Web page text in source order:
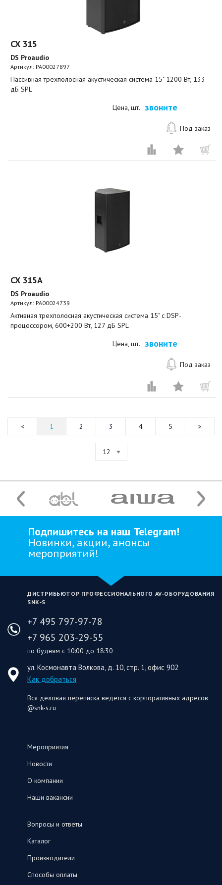
CX 315
DS Proaudio
Артикул: PA00027897
Пассивная трехполосная акустическая система 15" 1200 Вт, 133
дБ SPL
Цена, шт. звоните
Под заказ
CX 315A
DS Proaudio
Артикул: PA00024739
Активная трехполосная акустическая система 15" с DSP-
процессором, 600+200 Вт, 127 дБ SPL
Цена, шт. звоните
Под заказ
1 2 3 4 5
12
Подпишитесь на наш Telegram!
Новинки, акции, анонсы
мероприятий!
ДИСТРИБЬЮТОР ПРОФЕССИОНАЛЬНОГО AV‑ОБОРУДОВАНИЯ
SNK‑S
+7 495 797-97-78
+7 965 203-29-55
по будням с 10:00 до 18:30
ул. Космонавта Волкова, д. 10, стр. 1, офис 902
Как добраться
Вся деловая переписка ведется с корпоративных адресов
@snk-s.ru
Мероприятия
Новости
О компании
Наши вакансии
Вопросы и ответы
Каталог
Производители
Способы оплаты